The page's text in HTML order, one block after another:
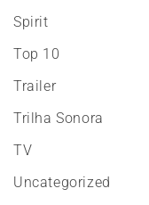
Spirit
Top 10
Trailer
Trilha Sonora
TV
Uncategorized